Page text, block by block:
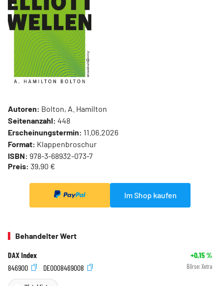
Autoren: Bolton, A. Hamilton
Seitenanzahl: 448
Erscheinungstermin: 11.06.2026
Format: Klappenbroschur
ISBN: 978-3-68932-073-7
Preis: 39,90 €
Im Shop kaufen
Behandelter Wert
DAX Index +0,15%
846900
DE0008469008 Börse: Xetra